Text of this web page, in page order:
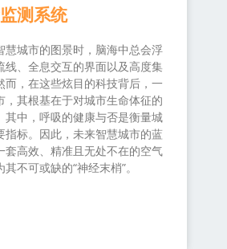
测系统
慧城市的图景时，脑海中总会浮
线、全息交互的界面以及高度集
而，在这些炫目的科技背后，一
，其根基在于对城市生命体征的
其中，呼吸的健康与否是衡量城
指标。因此，未来智慧城市的蓝
套高效、精准且无处不在的空气
不可或缺的“神经末梢”。